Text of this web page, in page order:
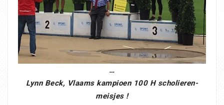
…
Lynn Beck, Vlaams kampioen 100 H scholieren-
meisjes !